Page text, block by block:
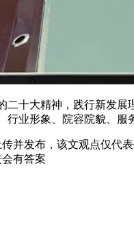
十大精神，践行新发
业形象、院容院貌、
并发布，该文观点仅代
有答案